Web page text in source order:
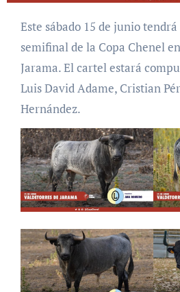
Este sábado 15 de junio tendrá lugar la primera
semifinal de la Copa Chenel
Jarama. El cartel estará
Luis David Adame, Cristian
Hernández.